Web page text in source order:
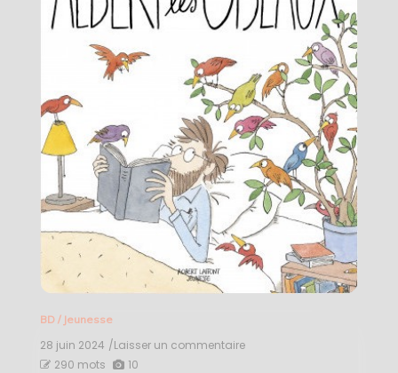
BD/ Jeunesse
28 juin 2024 /Laisser un commentaireon
290 mots 10